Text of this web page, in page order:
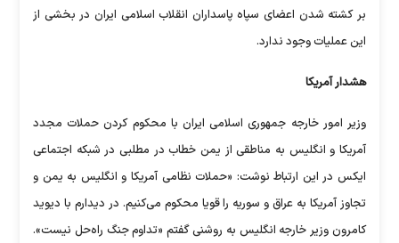
بر کشته شدن اعضای سپاه پاسداران انقلاب اسلامی ایران در بخشی از
این عملیات وجود ندارد.
هشدار آمریکا
وزیر امور خارجه جمهوری اسلامی ایران با محکوم کردن حملات مجدد
آمریکا و انگلیس به مناطقی از یمن خطاب در مطلبی در شبکه اجتماعی
ایکس در این ارتباط نوشت: «حملات نظامی آمریکا و انگلیس به یمن و
تجاوز آمریکا به عراق و سوریه را قویا محکوم می‌کنیم. در دیدارم با دیوید
کامرون وزیر خارجه انگلیس به روشنی گفتم «تداوم جنگ راه‌حل نیست».